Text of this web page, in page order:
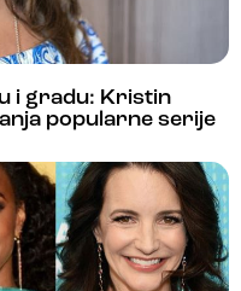
i gradu: Kristin
popularne serije